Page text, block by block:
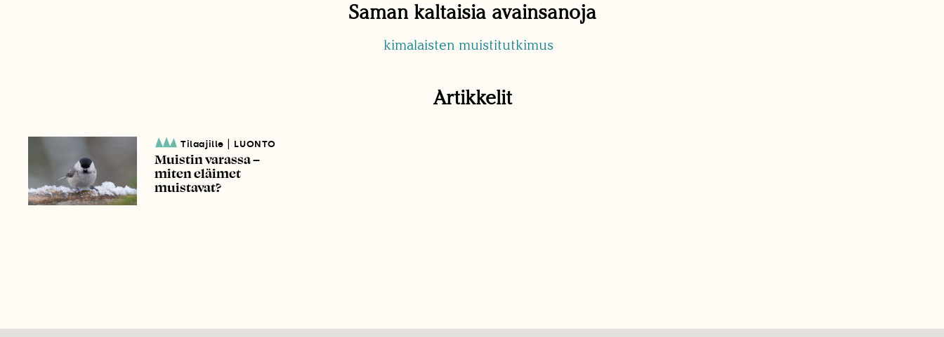
Saman kaltaisia avainsanoja
kimalaisten muistitutkimus
Artikkelit
Tilaajille LUONTO
Muistin varassa –
miten eläimet
muistavat?